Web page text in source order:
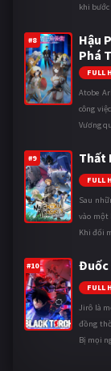
khi bước
#8
Hậu
Phá
FULL
Atobe
công
Vương
#9 Thất
FULL
Sau
vào một
Khi đối
#10 Đuốc
FULL
Jirô là
đồng
Bị mọi